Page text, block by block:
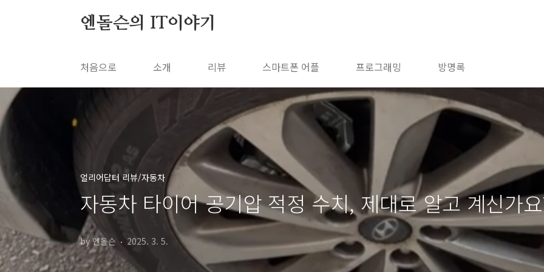
엔돌슨의 IT이야기
처음으로 소개 리뷰 스마트폰 어플 프로그래밍 방명록
얼리어답터 리뷰/자동차
자동차 타이어 공기압 적정 수치, 제대로 알고 계신가
by 엔돌슨 2025. 3. 5.